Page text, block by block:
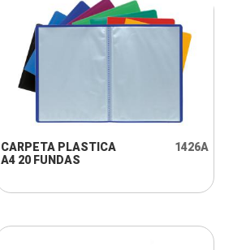
CARPETA PLASTICA
A4 20 FUNDAS
1426A